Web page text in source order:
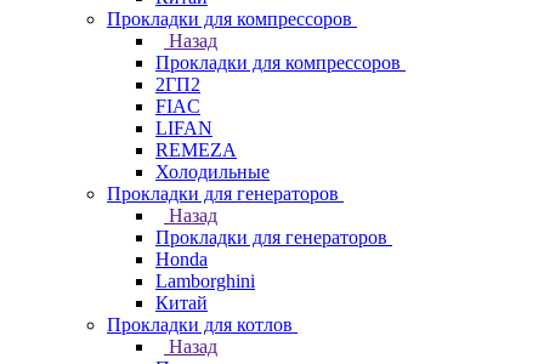
Прокладки для компрессоров
Назад
Прокладки для компрессоров
2ГП2
FIAC
LIFAN
REMEZA
Холодильные
Прокладки для генераторов
Назад
Прокладки для генераторов
Honda
Lamborghini
Китай
Прокладки для котлов
Назад